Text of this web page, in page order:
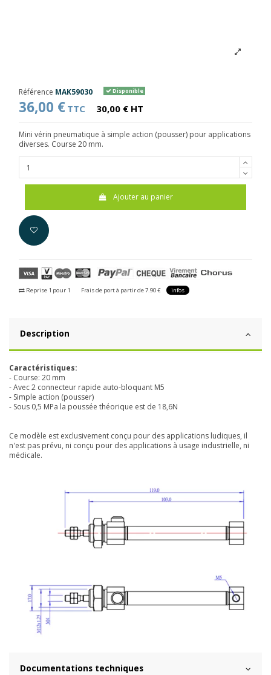
Référence MAK59030 Disponible
36,00 € TTC 30,00 € HT
Mini vérin pneumatique à simple action (pousser) pour applications
diverses. Course 20 mm.
Ajouter au panier
Reprise 1 pour 1 Frais de port à partir de 7.90 € infos
Description
Caractéristiques:
- Course: 20 mm
- Avec 2 connecteur rapide auto-bloquant M5
- Simple action (pousser)
- Sous 0,5 MPa la poussée théorique est de 18,6N
Ce modèle est exclusivement conçu pour des applications ludiques, il
n'est pas prévu, ni conçu pour des applications à usage industrielle, ni
médicale.
Documentations techniques